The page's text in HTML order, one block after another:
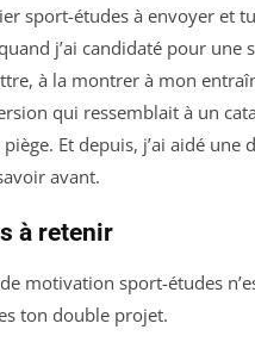
sport-études à envoyer et
j’ai candidaté pour une
à la montrer à mon
qui ressemblait à un
piège. Et depuis, j’ai aidé
avant.
à retenir
motivation sport-études
ton double projet.